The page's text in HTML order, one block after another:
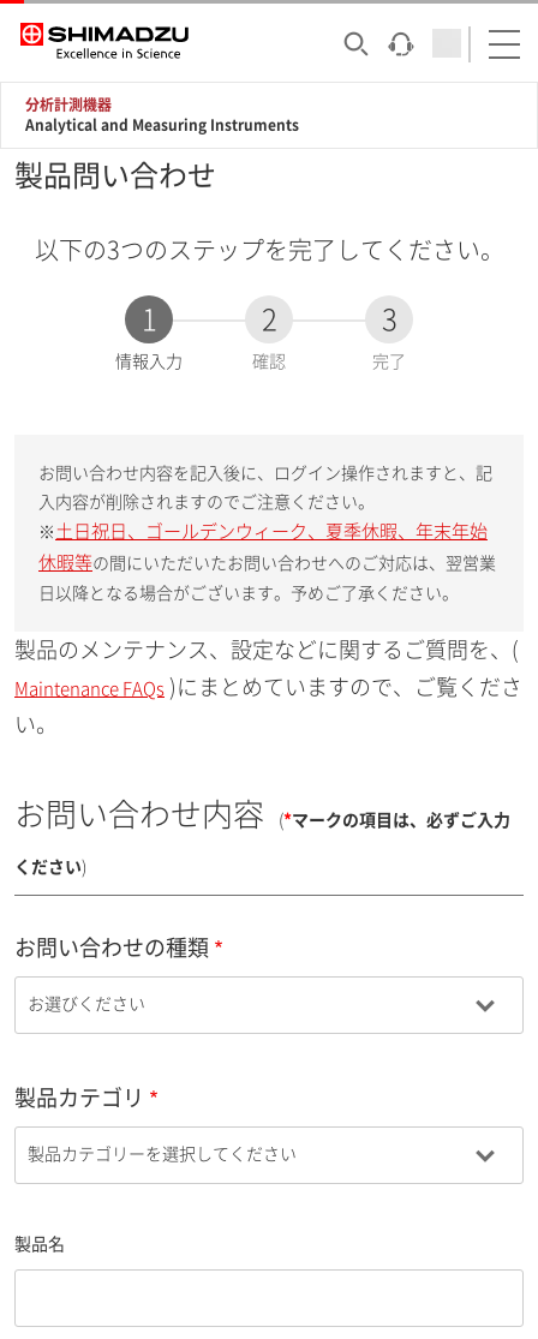
分析計測機器
Analytical and Measuring Instruments
製品問い合わせ
以下の3つのステップを完了してください。
1
現
情報入力
2
確認
3
完了
お問い合わせ内容を記入後に、ログイン操作されますと、記
入内容が削除されますのでご注意ください。
※ 土日祝日、ゴールデンウィーク、夏季休暇、年末年始
休暇等の間にいただいたお問い合わせへのご対応は、翌営業
日以降となる場合がございます。予めご了承ください。
製品のメンテナンス、設定などに関するご質問を、(
Maintenance FAQs )にまとめていますので、ご覧くださ
い。
お問い合わせ内容 (*マークの項目は、必ずご入力
ください)
お問い合わせの種類
製品カテゴリ
製品名